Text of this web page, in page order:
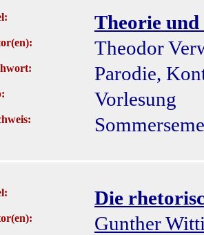
Theorie und
Theodor
Parodie,
Vorlesung
Die
Gunther